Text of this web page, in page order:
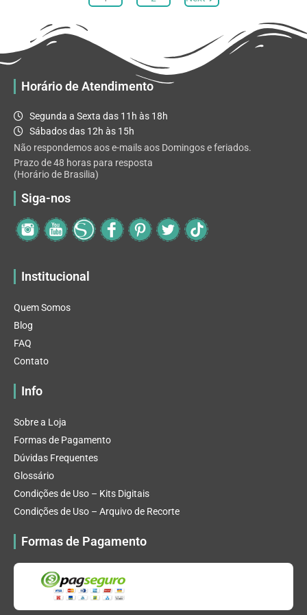
ser
escolhidas
Horário de Atendimento
Segunda a Sexta das 11h às 18h
Sábados das 12h às 15h
Não respondemos aos e-mails aos Domingos e feriados.
Prazo de 48 horas para resposta
(Horário de Brasilia)
Siga-nos
Institucional
Quem Somos
Blog
FAQ
Contato
Info
Sobre a Loja
Formas de Pagamento
Dúvidas Frequentes
Glossário
Condições de Uso – Kits Digitais
Condições de Uso – Arquivo de Recorte
Formas de Pagamento